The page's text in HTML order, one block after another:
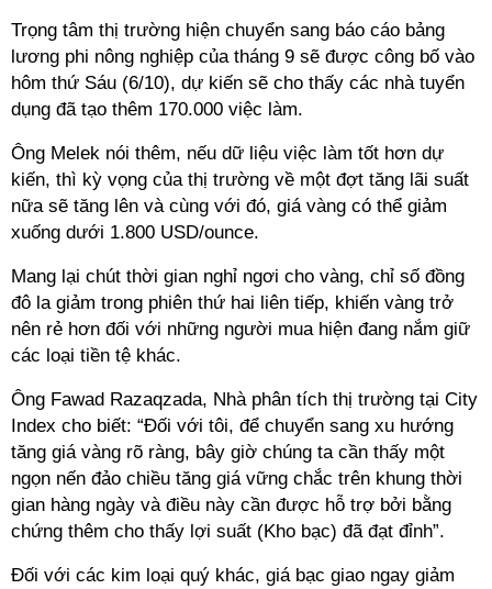
Trọng tâm thị trường hiện chuyển sang báo cáo bảng
lương phi nông nghiệp của tháng 9 sẽ được công bố vào
hôm thứ Sáu (6/10), dự kiến ​​sẽ cho thấy các nhà tuyển
dụng đã tạo thêm 170.000 việc làm.
Ông Melek nói thêm, nếu dữ liệu việc làm tốt hơn dự
kiến, thì kỳ vọng của thị trường về một đợt tăng lãi suất
nữa sẽ tăng lên và cùng với đó, giá vàng có thể giảm
xuống dưới 1.800 USD/ounce.
Mang lại chút thời gian nghỉ ngơi cho vàng, chỉ số đồng
đô la giảm trong phiên thứ hai liên tiếp, khiến vàng trở
nên rẻ hơn đối với những người mua hiện đang nắm giữ
các loại tiền tệ khác.
Ông Fawad Razaqzada, Nhà phân tích thị trường tại City
Index cho biết: “Đối với tôi, để chuyển sang xu hướng
tăng giá vàng rõ ràng, bây giờ chúng ta cần thấy một
ngọn nến đảo chiều tăng giá vững chắc trên khung thời
gian hàng ngày và điều này cần được hỗ trợ bởi bằng
chứng thêm cho thấy lợi suất (Kho bạc) đã đạt đỉnh”.
Đối với các kim loại quý khác, giá bạc giao ngay giảm